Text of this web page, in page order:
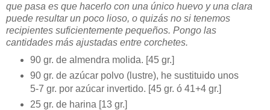
que pasa es que hacerlo con una único huevo y una clara
puede resultar un poco lioso, o quizás no si tenemos
recipientes suficientemente pequeños. Pongo las
cantidades más ajustadas entre corchetes.
90 gr. de almendra molida. [45 gr.]
90 gr. de azúcar polvo (lustre), he sustituido unos
5-7 gr. por azúcar invertido. [45 gr. ó 41+4 gr.]
25 gr. de harina [13 gr.]